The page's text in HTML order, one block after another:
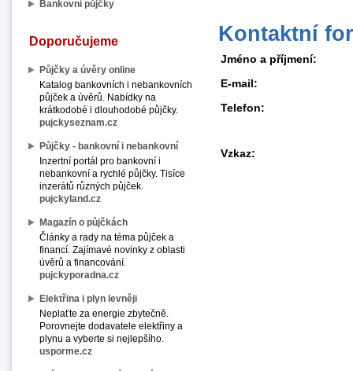
Bankovní půjčky
Doporučujeme
Půjčky a úvěry online
Katalog bankovních i nebankovních
půjček a úvěrů. Nabídky na
krátkodobé i dlouhodobé půjčky.
pujckyseznam.cz
Půjčky - bankovní i nebankovní
Inzertní portál pro bankovní i
nebankovní a rychlé půjčky. Tisíce
inzerátů různých půjček.
pujckyland.cz
Magazín o půjčkách
Články a rady na téma půjček a
financí. Zajímavé novinky z oblasti
úvěrů a financování.
pujckyporadna.cz
Elektřina i plyn levněji
Neplaťte za energie zbytečně.
Porovnejte dodavatele elektřiny a
plynu a vyberte si nejlepšího.
usporme.cz
Kontaktní
Jméno a příjmení:
E-mail:
Telefon:
Vzkaz: